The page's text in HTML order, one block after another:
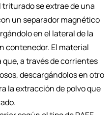
triturado se extrae de una
un separador magnético
en el lateral de la
contenedor. El material
a través de corrientes
descargándolos en otro
la extracción de polvo que